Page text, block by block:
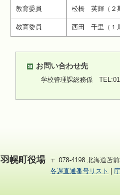
教育委員 松橋 英輝（２
教育委員 西田 千里（１
お問い合わせ先
学校管理課総務係
羽幌町役場
〒 078-4198 北海道苫
各課直通番号リスト